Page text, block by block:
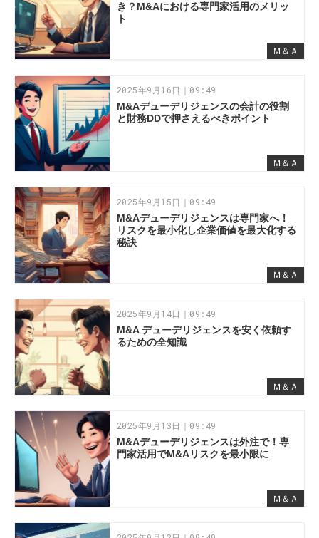
Ｍ＆Ａ
き？M&Aにおける専門家活用のメリッ
ト
Ｍ＆Ａ
2025年9月16日｜09:49
M&Aデューデリジェンスの会計の役割
と財務DDで押さえるべきポイント
Ｍ＆Ａ
2025年9月15日｜09:49
M&Aデューデリジェンスは専門家へ！
リスクを最小化し企業価値を最大化する
秘訣
Ｍ＆Ａ
2025年9月14日｜09:49
M&A デューデリジェンスを安く依頼す
るための全知識
Ｍ＆Ａ
2025年9月13日｜09:49
M&Aデューデリジェンスは外注で！専
門家活用でM&Aリスクを最小限に